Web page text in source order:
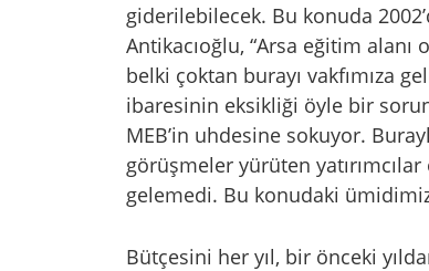
giderilebilecek. Bu konuda
Antikacıoğlu, “Arsa eğitim alanı
belki çoktan burayı vakfımıza
ibaresinin eksikliği öyle bir
MEB’in uhdesine sokuyor.
görüşmeler yürüten
gelemedi. Bu konudaki
Bütçesini her yıl, bir önceki